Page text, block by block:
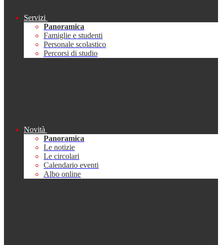
Servizi
Panoramica
Famiglie e studenti
Personale scolastico
Percorsi di studio
Novità
Panoramica
Le notizie
Le circolari
Calendario eventi
Albo online